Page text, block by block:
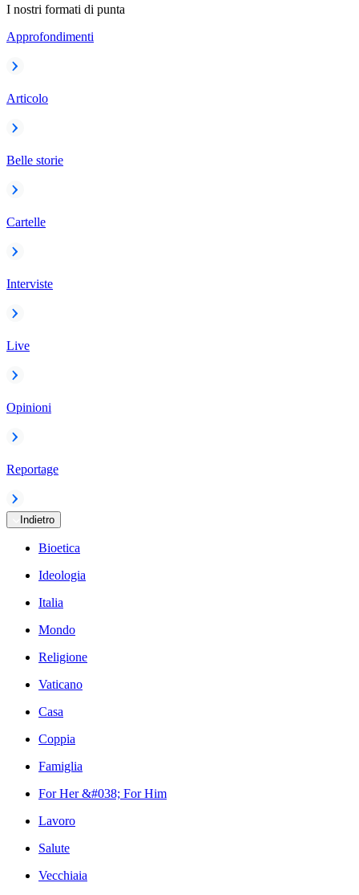
I nostri formati di punta
Approfondimenti
Articolo
Belle storie
Cartelle
Interviste
Live
Opinioni
Reportage
Indietro
Bioetica
Ideologia
Italia
Mondo
Religione
Vaticano
Casa
Coppia
Famiglia
For Her &#038; For Him
Lavoro
Salute
Vecchiaia